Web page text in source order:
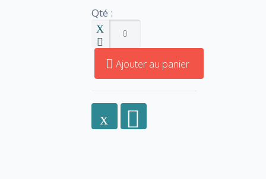
Qté :
Ajouter au panier